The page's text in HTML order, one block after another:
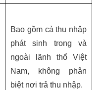
Bao gồm cả thu nhập
phát sinh trong và
ngoài lãnh thổ Việt
Nam, không phân
biệt nơi trả thu nhập.